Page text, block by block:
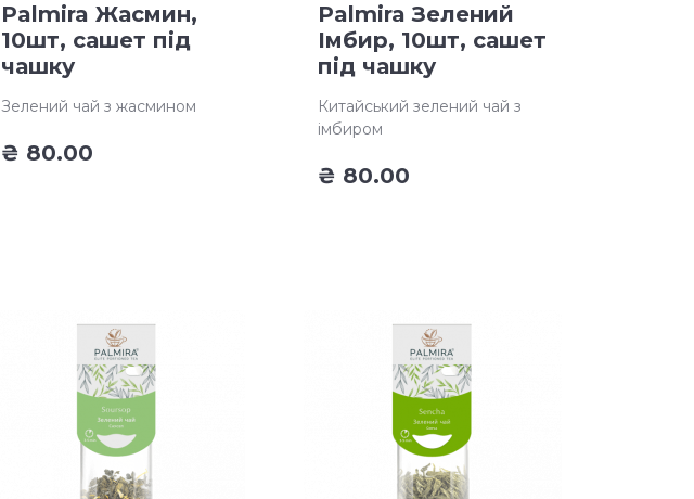
Palmira Жасмин,
10шт, сашет під
чашку
Зелений чай з жасмином
₴ 80.00
Palmira Зелений
Імбир, 10шт, сашет
під чашку
Китайський зелений чай з
імбиром
₴ 80.00